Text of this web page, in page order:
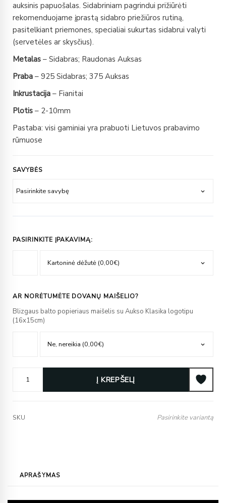
auksinis papuošalas. Sidabriniam pagrindui prižiūrėti
rekomenduojame įprastą sidabro priežiūros rutiną,
pasitelkiant priemones, specialiai sukurtas sidabrui valyti
(servetėles ar skysčius).
Metalas – Sidabras; Raudonas Auksas
Praba – 925 Sidabras; 375 Auksas
Inkrustacija – Fianitai
Plotis – 2-10mm
Pastaba: visi gaminiai yra prabuoti Lietuvos prabavimo
rūmuose
SAVYBĖS
PASIRINKITE ĮPAKAVIMĄ:
AR NORĖTUMĖTE DOVANŲ MAIŠELIO?
Blizgaus balto popieriaus maišelis su Aukso Klasika logotipu
(16x15cm)
Į KREPŠELĮ
SKU Pasirinkite variantą
APRAŠYMAS